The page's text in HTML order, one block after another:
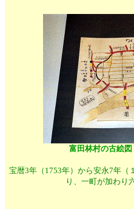
富田林村の古絵図
宝暦3年（1753年）から安永7年（
り、一町が加わり